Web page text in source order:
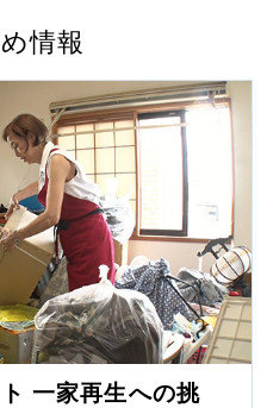
情報
一家再生への挑